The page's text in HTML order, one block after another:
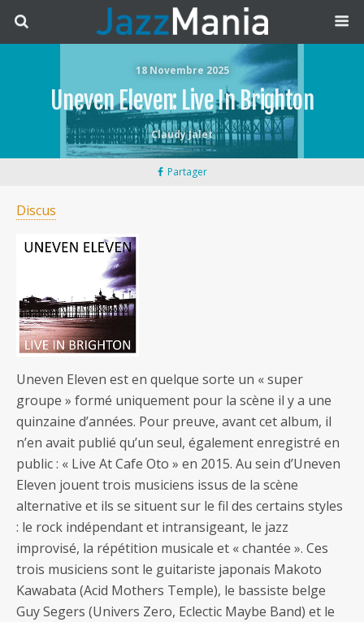
18 Novembre 2025
Uneven Eleven: Live In Brighton
Claudy Jalet
Partager
Discus
Uneven Eleven est en quelque sorte un « super
groupe » formé uniquement pour la scène il y a une
quinzaine d’années. Pour preuve, avant cet album, il
n’en avait publié qu’un seul, également enregistré en
public : « Live At Cafe Oto » en 2015. Au sein d’Uneven
Eleven jouent trois musiciens issus de la scène
alternative et ils se situent sur le fil des certains styles
: le rock indépendant et intransigeant, le jazz
improvisé, la répétition musicale et « chantée ». Ces
trois musiciens sont le guitariste japonais Makoto
Kawabata (Acid Mothers Temple), le bassiste belge
Guy Segers (Univers Zero, Eclectic Maybe Band) et le